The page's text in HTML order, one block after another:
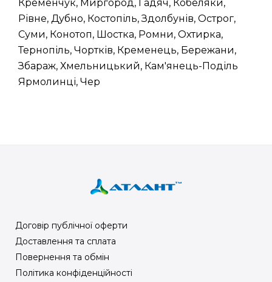
Кременчук, Миргород, Гадяч, Кобеляки,
Рівне, Дубно, Костопіль, Здолбунів, Острог,
Суми, Конотоп, Шостка, Ромни, Охтирка,
Тернопіль, Чортків, Кременець, Бережани,
Збараж, Хмельницький, Кам'янець-Поділь
Ярмолинці, Чер
Договір публічної оферти
Доставлення та сплата
Повернення та обмін
Політика конфіденційності